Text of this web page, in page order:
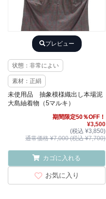
プレビュー
状態：非常によい
素材：正絹
未使用品 抽象模様織出し本場泥
大島紬着物（5マルキ）
期間限定50％OFF！
¥3,500
(税込 ¥3,850)
通常価格 ¥7,000 (税込 ¥7,700)
カゴに入れる
お気に入り